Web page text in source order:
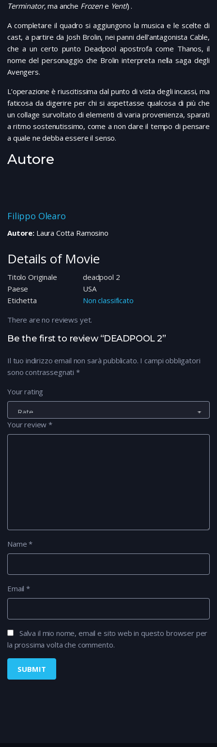
Terminator, ma anche Frozene Yentl) .
A completare il quadro si aggiungono la musica e le scelte di
cast, a partire da Josh Brolin, nei panni dell’antagonista Cable,
che a un certo punto Deadpool apostrofa come Thanos, il
nome del personaggio che Brolin interpreta nella saga degli
Avengers.
L’operazione è riuscitissima dal punto di vista degli incassi, ma
faticosa da digerire per chi si aspettasse qualcosa di più che
un collage survoltato di elementi di varia provenienza, sparati
a ritmo sostenutissimo, come a non dare il tempo di pensare
a quale ne debba essere il senso.
Autore
Filippo Olearo
Autore:Laura Cotta Ramosino
Details of Movie
Titolo Originale
deadpool 2
Paese
USA
Etichetta
Non classificato
Be the first to review “DEADPOOL 2”
Il tuo indirizzo email non sarà pubblicato. I campi obbligatori
sono contrassegnati *
Your rating
Your review*
Name*
Email*
Salva il mio nome, email e sito web in questo browser per
la prossima volta che commento.
There are no reviews yet.